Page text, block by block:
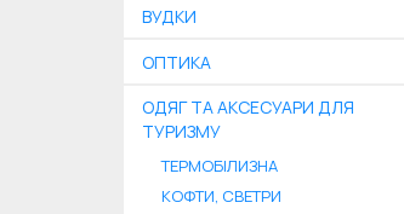
ВУДКИ
ОПТИКА
ОДЯГ ТА АКСЕСУАРИ ДЛЯ
ТУРИЗМУ
ТЕРМОБІЛИЗНА
КОФТИ, СВЕТРИ